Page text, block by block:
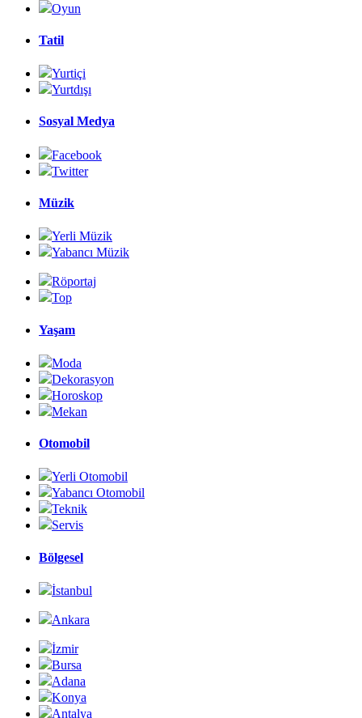
Oyun
Tatil
Yurtiçi
Yurtdışı
Sosyal Medya
Facebook
Twitter
Müzik
Yerli Müzik
Yabancı Müzik
Röportaj
Top
Yaşam
Moda
Dekorasyon
Horoskop
Mekan
Otomobil
Yerli Otomobil
Yabancı Otomobil
Teknik
Servis
Bölgesel
İstanbul
Ankara
İzmir
Bursa
Adana
Konya
Antalya